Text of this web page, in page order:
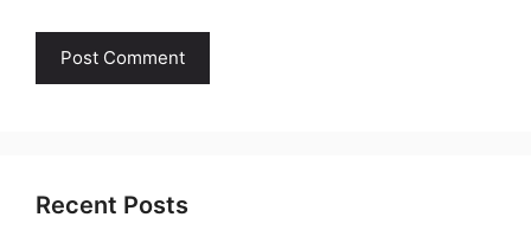
Recent Posts